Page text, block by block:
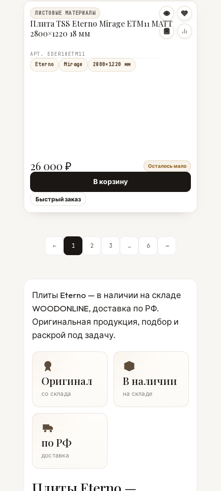
ЛИСТОВЫЕ МАТЕРИАЛЫ
Плита TSS Eterno Mirage ETM11 MATT
2800×1220 18 мм
АРТ. EDER18ETM11
Eterno
Mirage 2800×1220 мм
26 000 ₽ Осталось мало
В корзину
Быстрый заказ
← 1 2 3 … 6 →
Плиты Eterno — в наличии на складе
WOODONLINE, доставка по РФ.
Оригинальная продукция, подбор и
раскрой под задачу.
Оригинал
со склада
В наличии
на складе
по РФ
доставка